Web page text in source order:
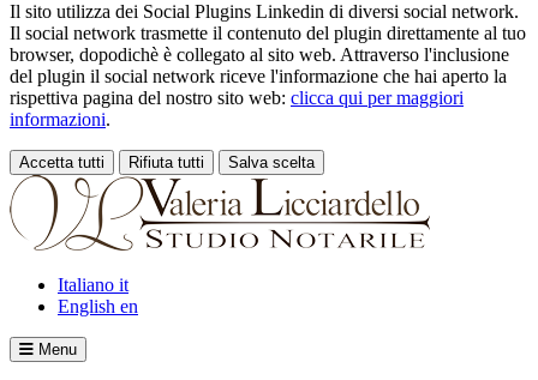
Il sito utilizza dei Social Plugins Linkedin di diversi social network.
Il social network trasmette il contenuto del plugin direttamente al tuo
browser, dopodichè è collegato al sito web. Attraverso l'inclusione
del plugin il social network riceve l'informazione che hai aperto la
rispettiva pagina del nostro sito web: clicca qui per maggiori
informazioni.
Accetta tutti Rifiuta tutti Salva scelta
Loading...
Italiano it
English en
Menu